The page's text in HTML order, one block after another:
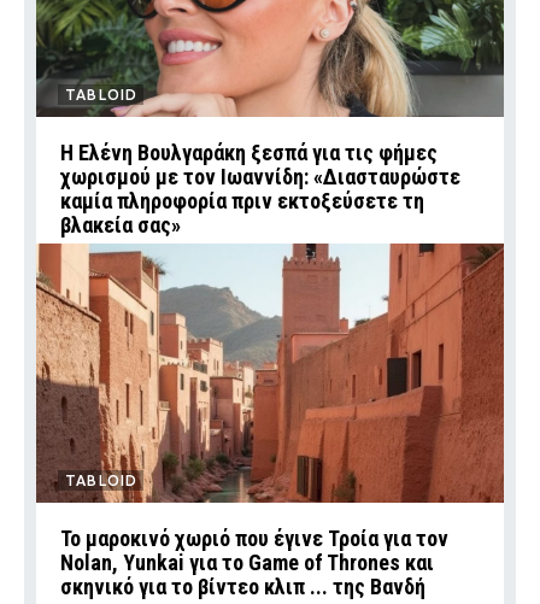
TABLOID
Η Ελένη Βουλγαράκη ξεσπά για τις φήμες
χωρισμού με τον Ιωαννίδη: «Διασταυρώστε
καμία πληροφορία πριν εκτοξεύσετε τη
βλακεία σας»
TABLOID
Το μαροκινό χωριό που έγινε Τροία για τον
Nolan, Yunkai για το Game of Thrones και
σκηνικό για το βίντεο κλιπ ... της Βανδή